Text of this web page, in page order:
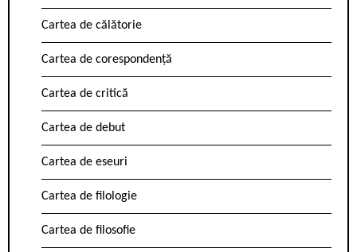
Cartea de călătorie
Cartea de corespondență
Cartea de critică
Cartea de debut
Cartea de eseuri
Cartea de filologie
Cartea de filosofie